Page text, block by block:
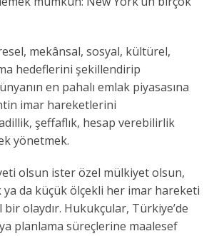
mekânsal, sosyal, kültürel,
hedeflerini şekillendirip
en pahalı emlak piyasasına
imar hareketlerini
şeffaflık, hesap verebilirlik
yönetmek.
olsun ister özel mülkiyet olsun,
da küçük ölçekli her imar hareketi
olaydır. Hukukçular, Türkiye’de
planlama süreçlerine maalesef